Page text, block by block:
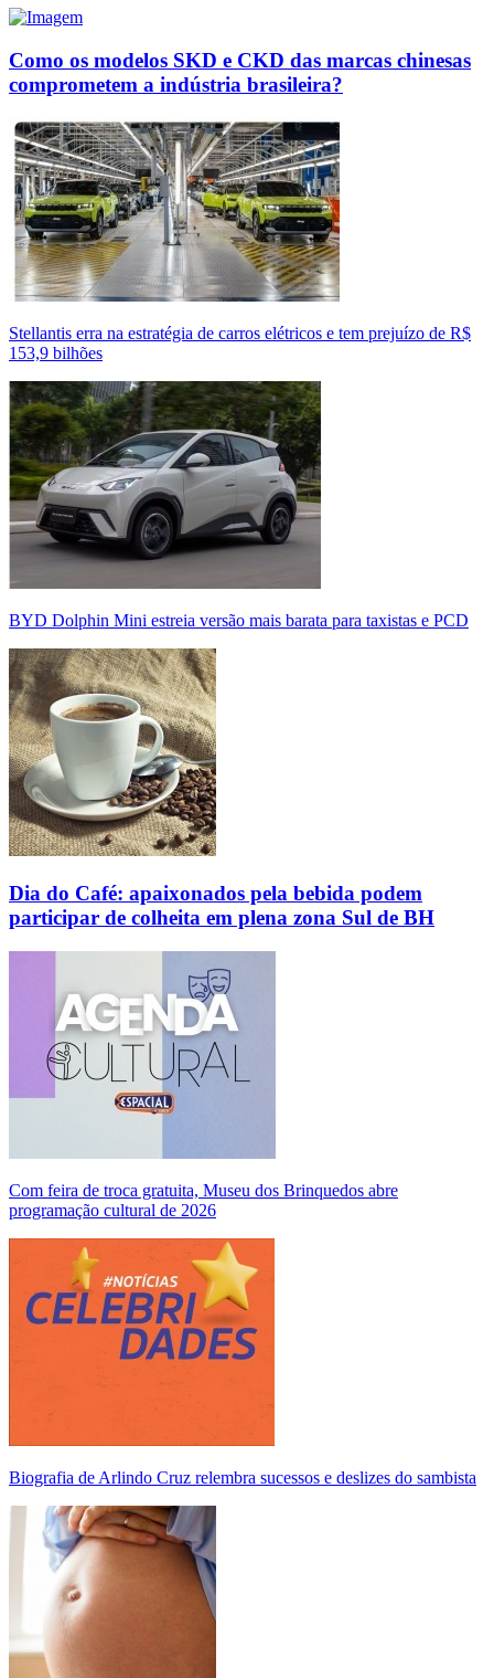
Como os modelos SKD e CKD das marcas chinesas
comprometem a indústria brasileira?
Stellantis erra na estratégia de carros elétricos e tem prejuízo de R$
153,9 bilhões
BYD Dolphin Mini estreia versão mais barata para taxistas e PCD
Dia do Café: apaixonados pela bebida podem
participar de colheita em plena zona Sul de BH
Com feira de troca gratuita, Museu dos Brinquedos abre
programação cultural de 2026
Biografia de Arlindo Cruz relembra sucessos e deslizes do sambista